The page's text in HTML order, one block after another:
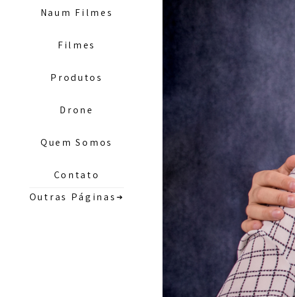
Naum Filmes
Filmes
Produtos
Drone
Quem Somos
Contato
Outras Páginas ➔